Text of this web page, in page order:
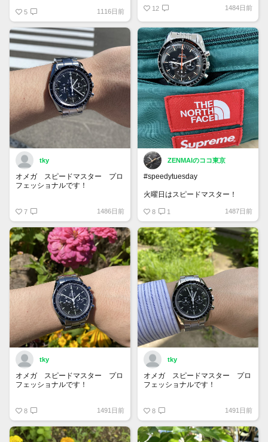
5 1116日前
とベゼルやインダイヤルの少し暗
印象的です。クロノグラフを起動
すると裏蓋に宇宙旅行中のスヌー
ピーが現れるというユニークなモ
デル。
12 1484日前
tky
オメガ スピードマスター プロ
フェッショナルです！
ューズデー！
7 1486日前
ZENMAIのココ東京
#speedytuesday
火曜日はスピードマスター！
8 1 1487日前
tky
オメガ スピードマスター プロ
フェッショナルです！
す！
8 1491日前
tky
オメガ スピードマスター プロ
フェッショナルです！
リッシュ仕上げの2本のラインを
組み合わせていてとても精巧さを
感じます！
8 1491日前